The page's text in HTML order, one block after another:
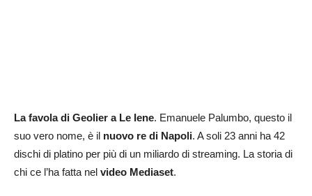
La favola di Geolier a Le Iene. Emanuele Palumbo, questo il
suo vero nome, è il nuovo re di Napoli. A soli 23 anni ha 42
dischi di platino per più di un miliardo di streaming. La storia di
chi ce l’ha fatta nel video Mediaset.